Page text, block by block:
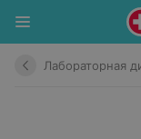
Лабораторная